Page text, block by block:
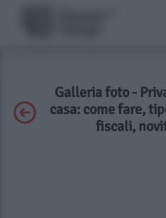
Galleria foto -
casa: come fare,
fiscali,